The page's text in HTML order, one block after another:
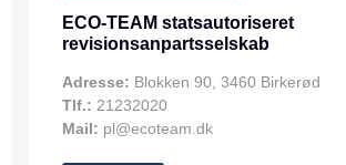
ECO-TEAM statsautoriseret
revisionsanpartsselskab
Adresse: Blokken 90, 3460 Birkerød
Tlf.: 21232020
Mail: pl@ecoteam.dk